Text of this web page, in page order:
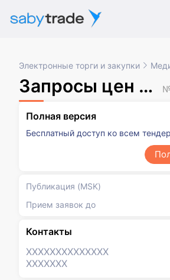
Электронные торги и закупки
Запросы цен товаров, работ, услуг
Полная версия
Бесплатный доступ ко всем
Публикация (MSK)
Прием заявок до
Контакты
XXXXXXXXXXXXXX
XXXXXXX